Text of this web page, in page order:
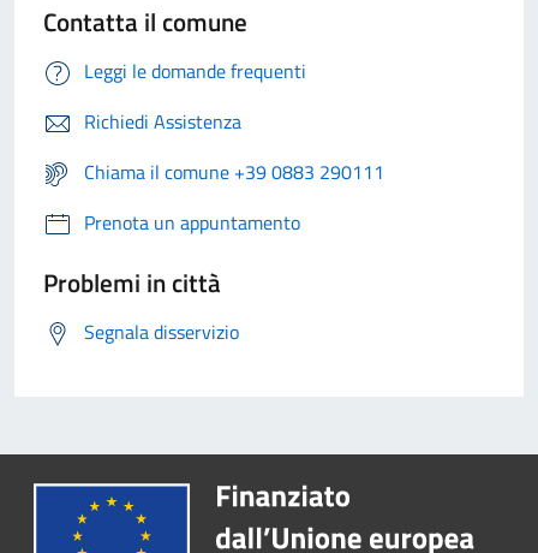
Contatta il comune
Leggi le domande frequenti
Richiedi Assistenza
Chiama il comune +39 0883 290111
Prenota un appuntamento
Problemi in città
Segnala disservizio